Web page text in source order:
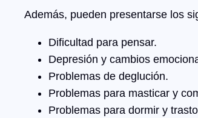
Además, pueden presentarse los
Dificultad para pensar.
Depresión y cambios
Problemas de deglución.
Problemas para masticar y
Problemas para dormir y